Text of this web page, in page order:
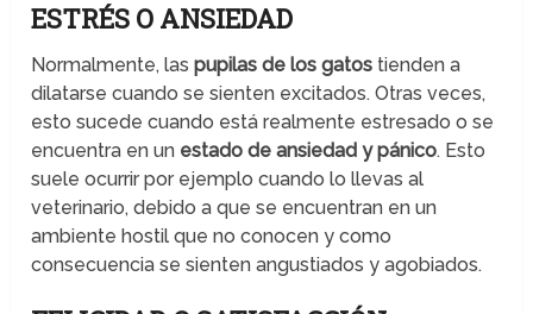
ESTRÉS O ANSIEDAD
Normalmente, las pupilas de los gatos tienden a
dilatarse cuando se sienten excitados. Otras veces,
esto sucede cuando está realmente estresado o se
encuentra en un estado de ansiedad y pánico. Esto
suele ocurrir por ejemplo cuando lo llevas al
veterinario, debido a que se encuentran en un
ambiente hostil que no conocen y como
consecuencia se sienten angustiados y agobiados.